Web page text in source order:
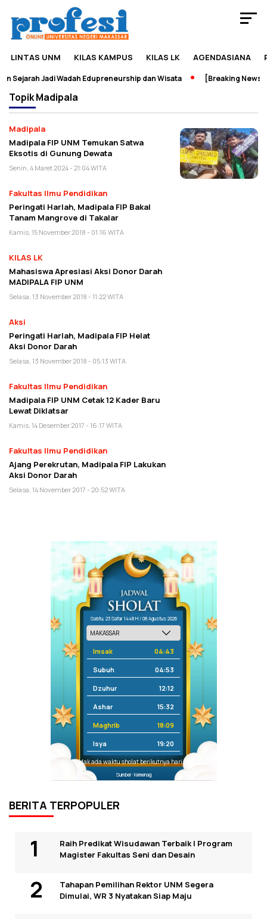
LINTAS UNM KILAS KAMPUS KILAS LK AGENDASIANA
Sejarah Jadi Wadah Edupreneurship dan Wisata [Breaking News]
TopikMadipala
Madipala
Madipala FIP UNM Temukan Satwa
Eksotis di Gunung Dewata
Senin, 4 Maret 2024 - 21:04 WITA
Fakultas Ilmu Pendidikan
Peringati Harlah, Madipala FIP Bakal
Tanam Mangrove di Takalar
Kamis, 15 November 2018 - 01:16 WITA
KILAS LK
Mahasiswa Apresiasi Aksi Donor Darah
MADIPALA FIP UNM
Selasa, 13 November 2018 - 11:22 WITA
Aksi
Peringati Harlah, Madipala FIP Helat
Aksi Donor Darah
Selasa, 13 November 2018 - 05:13 WITA
Fakultas Ilmu Pendidikan
Madipala FIP UNM Cetak 12 Kader Baru
Lewat Diklatsar
Kamis, 14 Desember 2017 - 16:17 WITA
Fakultas Ilmu Pendidikan
Ajang Perekrutan, Madipala FIP Lakukan
Aksi Donor Darah
Selasa, 14 November 2017 - 20:52 WITA
Sabtu, 23 Safar 1448 H / 08 Agustus 2026
Imsak 04:43
Subuh 04:53
Dzuhur 12:12
Ashar 15:32
Maghrib 18:09
Isya 19:20
Tidak ada waktu sholat berikutnya hari ini.
Sumber: Kemenag
BERITA TERPOPULER
Raih Predikat Wisudawan Terbaik I Program
Magister Fakultas Seni dan Desain
Tahapan Pemilihan Rektor UNM Segera
Dimulai, WR 3 Nyatakan Siap Maju